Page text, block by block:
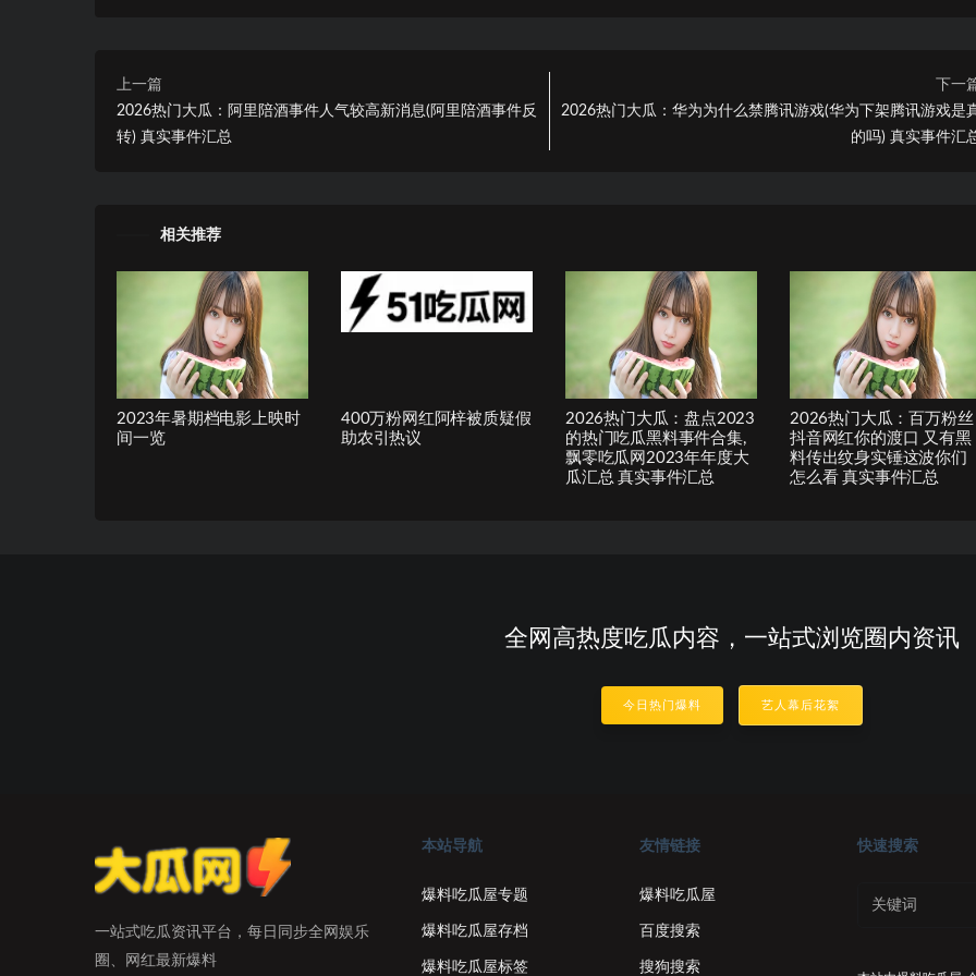
上一篇
2026热门大瓜：阿里陪酒事件人气较高新消息(阿里陪酒事件反
转) 真实事件汇总
下一
2026热门大瓜：华为为什么禁腾讯游戏(华为下架腾讯游戏是
的吗) 真实事件汇
相关推荐
2023年暑期档电影上映时
间一览
400万粉网红阿梓被质疑假
助农引热议
2026热门大瓜：盘点2023
的热门吃瓜黑料事件合集,
飘零吃瓜网2023年年度大
瓜汇总 真实事件汇总
2026热门大瓜：百万粉丝
抖音网红你的渡口 又有黑
料传出纹身实锤这波你们
怎么看 真实事件汇总
全网高热度吃瓜内容，一站式浏览圈内资讯
今日热门爆料 艺人幕后花絮
一站式吃瓜资讯平台，每日同步全网娱乐
圈、网红最新爆料
本站导航
爆料吃瓜屋专题
爆料吃瓜屋存档
爆料吃瓜屋标签
友情链接
爆料吃瓜屋
百度搜索
搜狗搜索
快速搜索